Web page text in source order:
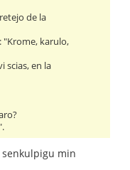
de la
"Krome, karulo,
scias, en la
min